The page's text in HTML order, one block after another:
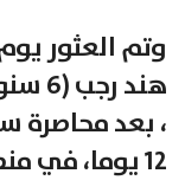
وتم العثور
هند
، بعد محاصرة
12 يوما، في منطقة تل الهوا في غزة.